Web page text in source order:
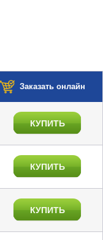
Заказать онлайн
КУПИТЬ
КУПИТЬ
КУПИТЬ